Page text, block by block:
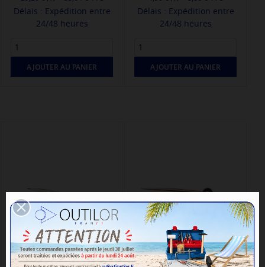
Délais : Expédition entre
24/48 heures
AJOUTER AU PANIER
Délais : Expédition entre
24/48 heures
AJOUTER AU PANIER